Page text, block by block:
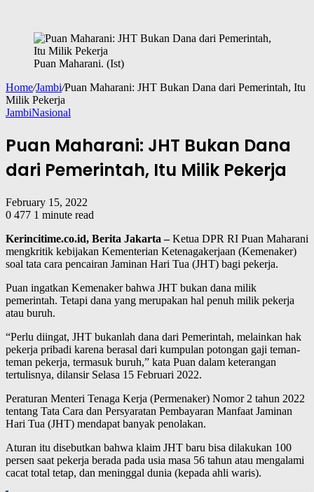
Puan Maharani. (Ist)
Home/Jambi/Puan Maharani: JHT Bukan Dana dari Pemerintah, Itu
Milik Pekerja
JambiNasional
Puan Maharani: JHT Bukan Dana
dari Pemerintah, Itu Milik Pekerja
February 15, 2022
0 477 1 minute read
Kerincitime.co.id, Berita Jakarta –Ketua DPR RI Puan Maharani
mengkritik kebijakan Kementerian Ketenagakerjaan (Kemenaker)
soal tata cara pencairan Jaminan Hari Tua (JHT) bagi pekerja.
Puan ingatkan Kemenaker bahwa JHT bukan dana milik
pemerintah. Tetapi dana yang merupakan hal penuh milik pekerja
atau buruh.
“Perlu diingat, JHT bukanlah dana dari Pemerintah, melainkan hak
pekerja pribadi karena berasal dari kumpulan potongan gaji teman-
teman pekerja, termasuk buruh,” kata Puan dalam keterangan
tertulisnya, dilansir Selasa 15 Februari 2022.
Peraturan Menteri Tenaga Kerja (Permenaker) Nomor 2 tahun 2022
tentang Tata Cara dan Persyaratan Pembayaran Manfaat Jaminan
Hari Tua (JHT) mendapat banyak penolakan.
Aturan itu disebutkan bahwa klaim JHT baru bisa dilakukan 100
persen saat pekerja berada pada usia masa 56 tahun atau mengalami
cacat total tetap, dan meninggal dunia (kepada ahli waris).